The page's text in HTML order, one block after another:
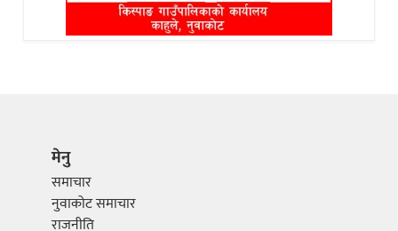
मेनु
समाचार
नुवाकोट समाचार
राजनीति